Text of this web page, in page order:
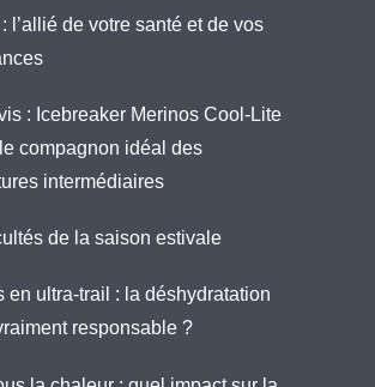
l’allié de votre santé et de vos
: Icebreaker Merinos Cool-Lite
compagnon idéal des
intermédiaires
de la saison estivale
en ultra-trail : la déshydratation
responsable ?